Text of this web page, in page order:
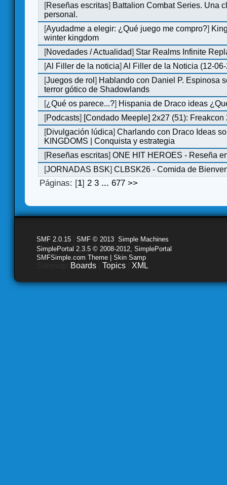
[Reseñas escritas] Battalion Combat Series. Una
personal.
[Ayudadme a elegir: ¿Qué juego me compro?]
winter kingdom
[Novedades / Actualidad] Star Realms Infinite
[Al Filler de la noticia]Al Filler de la Noticia (12-
[Juegos de rol] Hablando con Daniel P. Espinosa
terror gótico de Shadowlands
[¿Qué os parece...?] Hispania de Draco ideas
[Podcasts] [Condado Meeple] 2x27 (51): Freakcon
[Divulgación lúdica]Charlando con Draco Ideas
KINGDOMS | Conquista y estrategia
[Reseñas escritas]ONE HIT HEROES - Reseña
[JORNADAS BSK]CLBSK26 - Comida de
Páginas: [1]2 3 ...677 >>
SMF 2.0.15 SMF © 2013 Simple Machines
SimplePortal 2.3.5 © 2008-2012, SimplePortal
SMFSimple.com Theme | Skin Samp
Boards Topics XML